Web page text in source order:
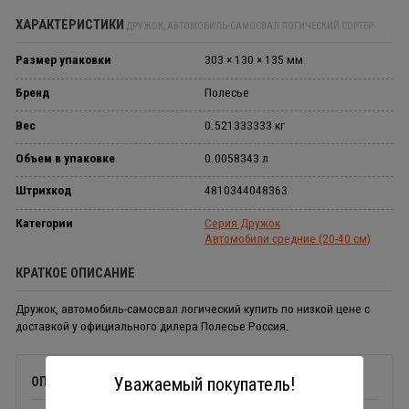
ХАРАКТЕРИСТИКИ ДРУЖОК, АВТОМОБИЛЬ-САМОСВАЛ ЛОГИЧЕСКИЙ СОРТЕР
Размер упаковки 303 × 130 × 135 мм
Бренд Полесье
Вес 0.521333333 кг
Объем в упаковке 0.0058343 л
Штрихкод 4810344048363
Категории
Серия Дружок
Автомобили средние (20-40 см)
КРАТКОЕ ОПИСАНИЕ
Дружок, автомобиль-самосвал логический купить по низкой цене с
доставкой у официального дилера Полесье Россия.
ОПИСАНИЕ Уважаемый покупатель!